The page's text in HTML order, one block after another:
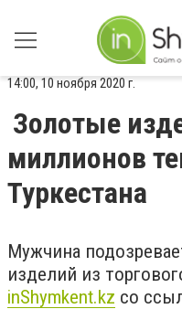
14:00, 10 ноября 2020 г.
Золотые
миллионов
Туркестана
Мужчина
изделий из
inShymkent.kz со